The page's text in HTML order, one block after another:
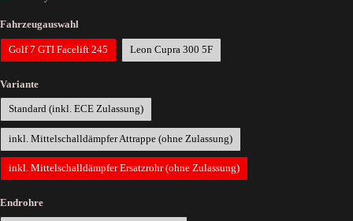
Fahrzeugauswahl
Golf 7 GTI Facelift 245 Leon Cupra 300 5F
Variante
Standard (inkl. ECE Zulassung)
inkl. Mittelschalldämpfer Attrappe (ohne Zulassung)
inkl. Mittelschalldämpfer Ersatzrohr (ohne Zulassung)
Endrohre